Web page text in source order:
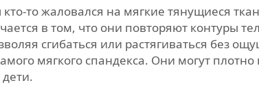
то жаловался на мягкие тянущиеся
в том, что они повторяют контуры
сгибаться или растягиваться без
мягкого спандекса. Они могут плотно